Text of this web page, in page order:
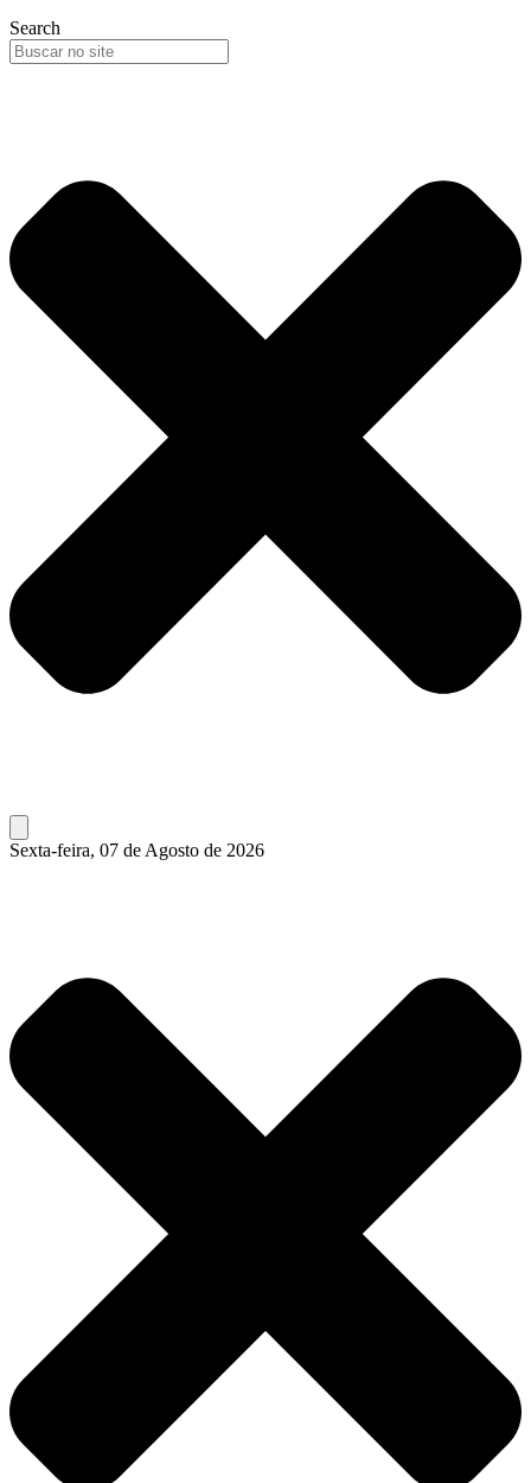
Search
Sexta-feira, 07 de Agosto de 2026